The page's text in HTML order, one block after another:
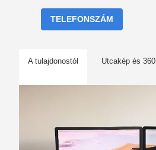
TELEFONSZÁM
A tulajdonostól Utcakép és 360